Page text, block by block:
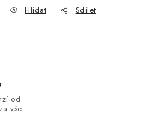
Hlídat Sdílet
od
vše.